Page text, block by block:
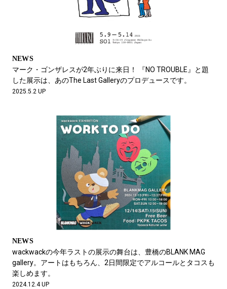
NEWS
マーク・ゴンザレスが2年ぶりに来日！ 『NO TROUBLE』と題
した展示は、あのThe Last Galleryのプロデュースです。
2025.5.2 UP
NEWS
wackwackの今年ラストの展示の舞台は、豊橋のBLANK MAG
gallery。アートはもちろん、2日間限定でアルコールとタコスも
楽しめます。
2024.12.4 UP